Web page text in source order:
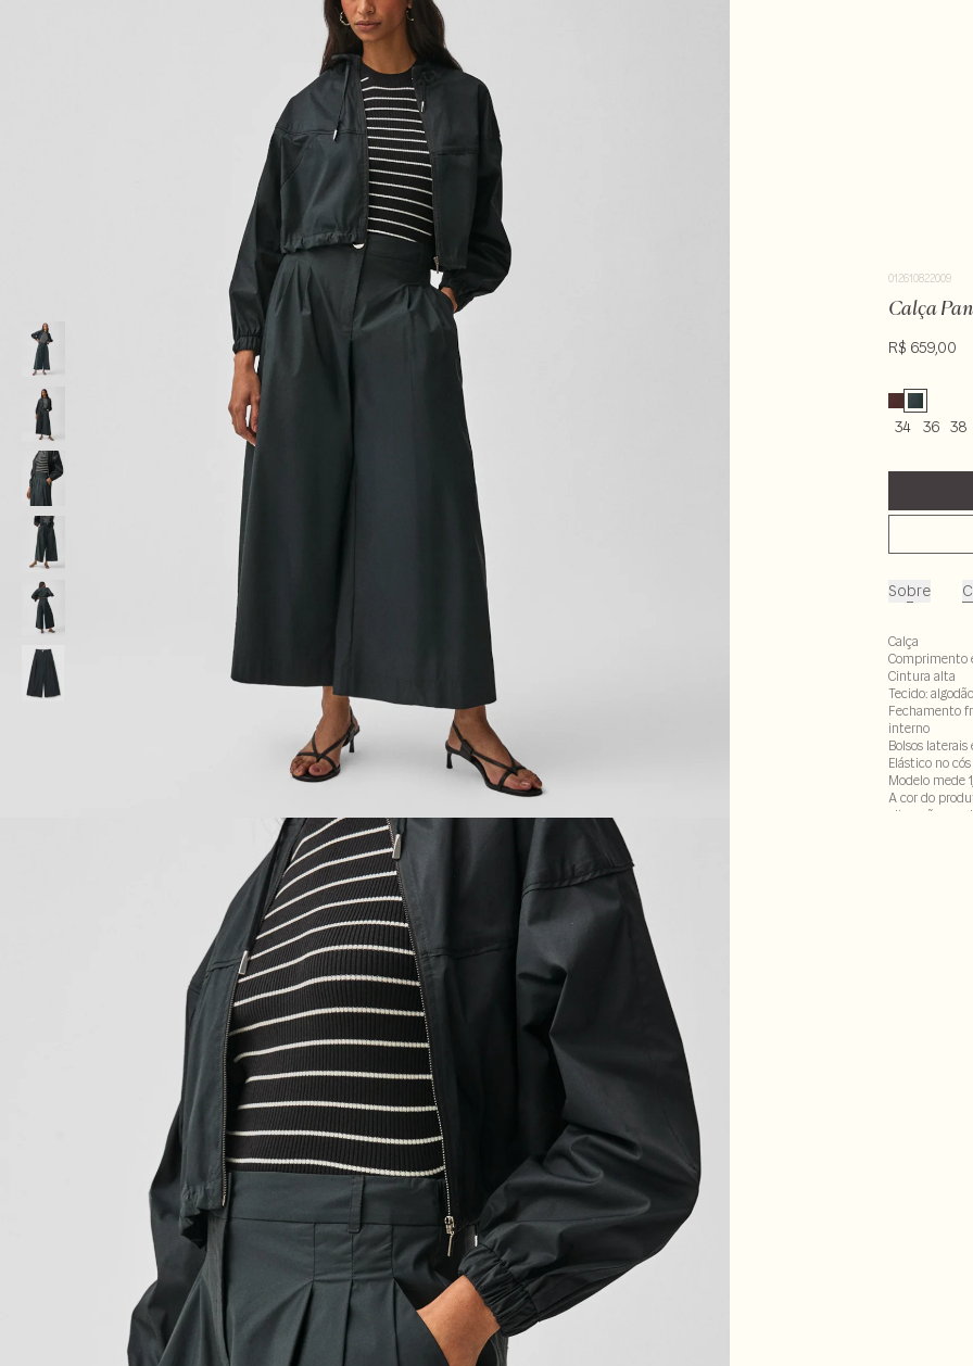
012610822009
Calça
R$ 659,00
34 36 38
Sobre
Calça
Comprimento
Cintura alta
Tecido:
Fechamento
interno
Bolsos laterais
Elástico no
Modelo mede
A cor do
alteração em